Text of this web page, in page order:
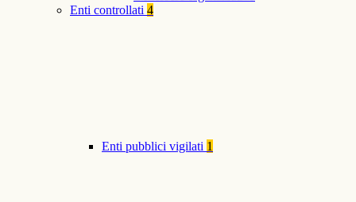
Enti controllati 4
Enti pubblici vigilati 1